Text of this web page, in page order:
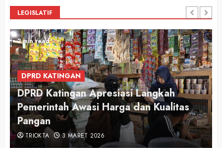
LEGISLATIF
2 min read
DPRD KATINGAN
DPRD Katingan Apresiasi Langkah
Pemerintah Awasi Harga dan Kualitas
Pangan
TRIOKTA 3 MARET 2026